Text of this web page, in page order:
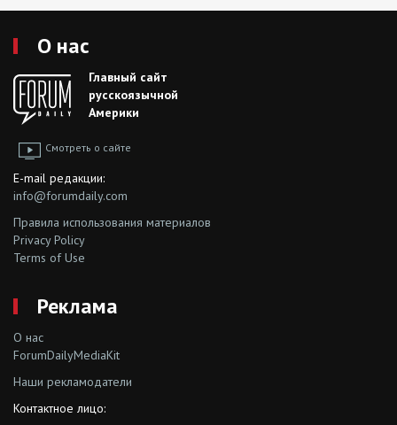
О нас
Главный сайт
русскоязычной
Америки
Смотреть о сайте
E-mail редакции:
info@forumdaily.com
Правила использования материалов
Privacy Policy
Terms of Use
Реклама
О нас
ForumDailyMediaKit
Наши рекламодатели
Контактное лицо: